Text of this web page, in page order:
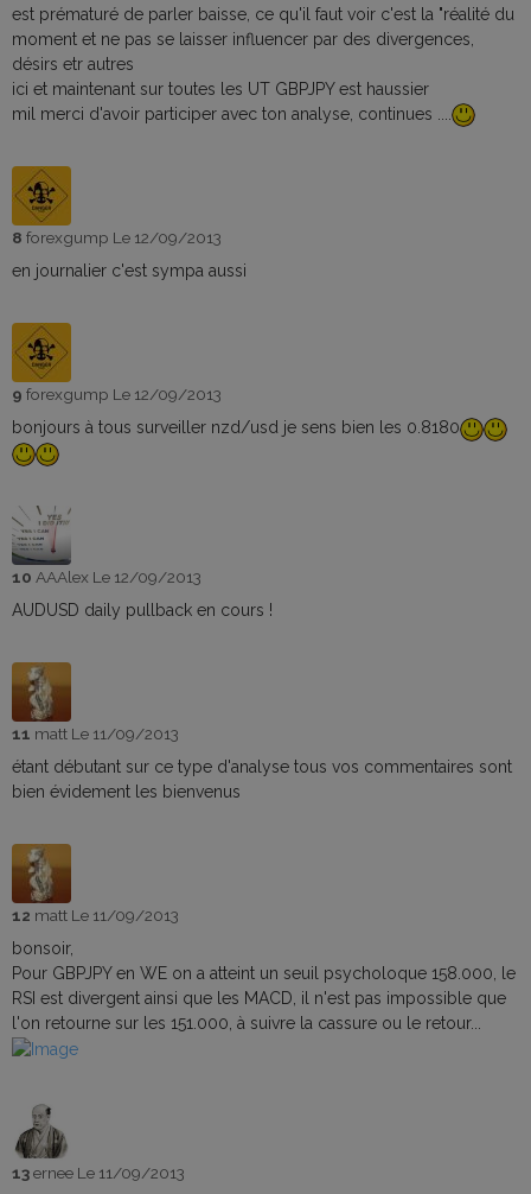
est prématuré de parler baisse, ce qu'il faut voir c'est la "réalité du
moment et ne pas se laisser influencer par des divergences,
désirs etr autres
ici et maintenant sur toutes les UT GBPJPY est haussier
mil merci d'avoir participer avec ton analyse, continues ....
8 forexgump Le 12/09/2013
en journalier c'est sympa aussi
9 forexgump Le 12/09/2013
bonjours à tous surveiller nzd/usd je sens bien les 0.8180
10 AAAlex Le 12/09/2013
AUDUSD daily pullback en cours !
11 matt Le 11/09/2013
étant débutant sur ce type d'analyse tous vos commentaires sont
bien évidement les bienvenus
12 matt Le 11/09/2013
bonsoir,
Pour GBPJPY en WE on a atteint un seuil psycholoque 158.000, le
RSI est divergent ainsi que les MACD, il n'est pas impossible que
l'on retourne sur les 151.000, à suivre la cassure ou le retour...
13ernee Le 11/09/2013